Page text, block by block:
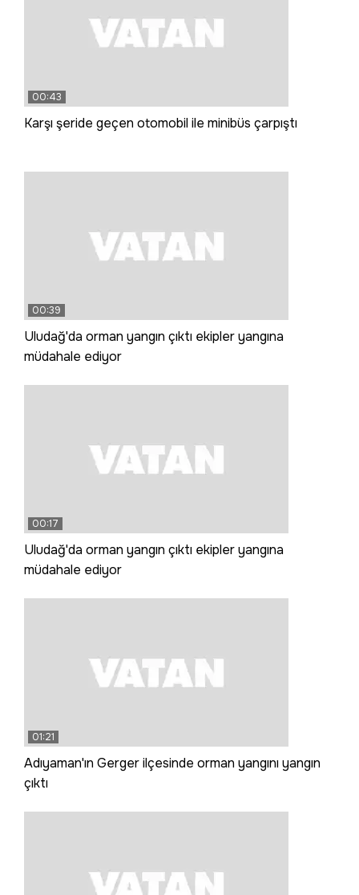
00:43
Karşı şeride geçen otomobil ile minibüs çarpıştı
00:39
Uludağ'da orman yangın çıktı ekipler yangına
müdahale ediyor
00:17
Uludağ'da orman yangın çıktı ekipler yangına
müdahale ediyor
01:21
Adıyaman'ın Gerger ilçesinde orman yangını yangın
çıktı